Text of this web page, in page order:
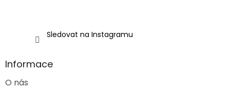
Sledovat na Instagramu
Informace
O nás